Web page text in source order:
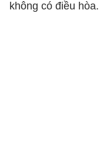
không có điều hòa.